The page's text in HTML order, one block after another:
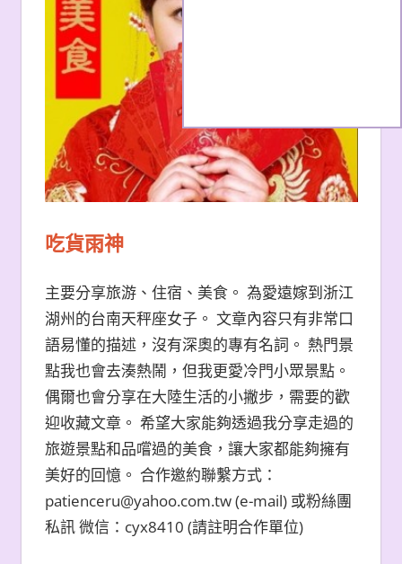
吃貨雨神
主要分享旅游、住宿、美食。 為愛遠嫁到浙江
湖州的台南天秤座女子。 文章內容只有非常口
語易懂的描述，沒有深奧的專有名詞。 熱門景
點我也會去湊熱鬧，但我更愛冷門小眾景點。
偶爾也會分享在大陸生活的小撇步，需要的歡
迎收藏文章。 希望大家能夠透過我分享走過的
旅遊景點和品嚐過的美食，讓大家都能夠擁有
美好的回憶。 合作邀約聯繫方式：
patienceru@yahoo.com.tw (e-mail) 或粉絲團
私訊 微信：cyx8410 (請註明合作單位)